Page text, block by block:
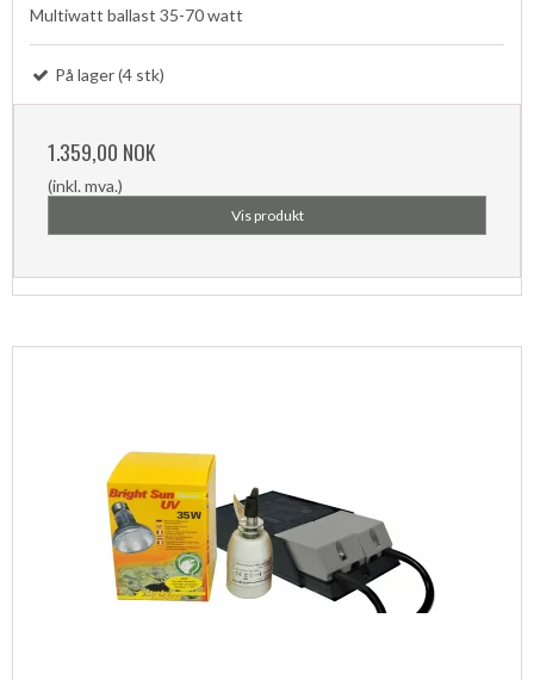
Multiwatt ballast 35-70 watt
På lager (4 stk)
1.359,00 NOK
(inkl. mva.)
Vis produkt